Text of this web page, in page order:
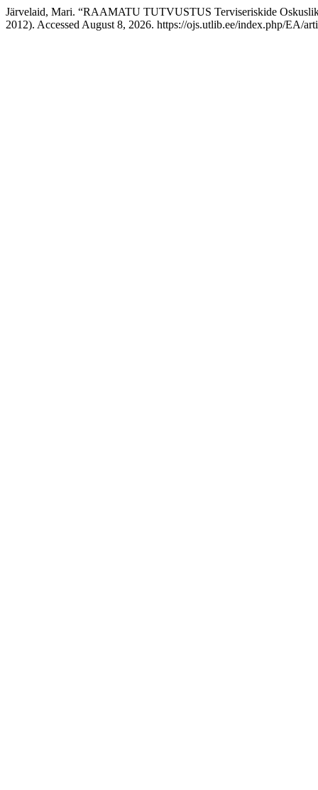
Järvelaid, Mari. “RAAMATU TUTVUSTUS Terviseriskide
2012). Accessed August 8, 2026. https://ojs.utlib.ee/index.php/EA/